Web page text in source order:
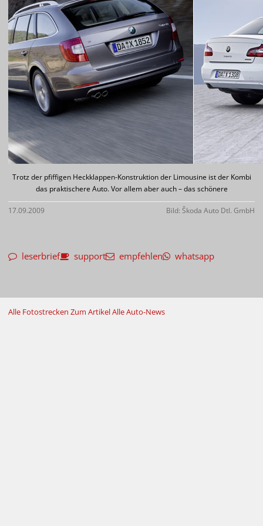
Trotz der pfiffigen Heckklappen-Konstruktion der Limousine ist der Kombi
das praktischere Auto. Vor allem aber auch – das schönere
17.09.2009 Bild: Škoda Auto Dtl. GmbH
leserbrief support empfehlen whatsapp
Alle Fotostrecken Zum ArtikelAlle Auto-News